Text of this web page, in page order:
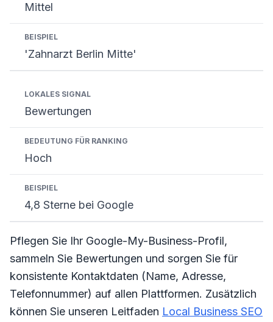
Mittel
'Zahnarzt Berlin Mitte'
Bewertungen
Hoch
4,8 Sterne bei Google
Pflegen Sie Ihr Google-My-Business-Profil,
sammeln Sie Bewertungen und sorgen Sie für
konsistente Kontaktdaten (Name, Adresse,
Telefonnummer) auf allen Plattformen. Zusätzlich
können Sie unseren Leitfaden Local Business SEO